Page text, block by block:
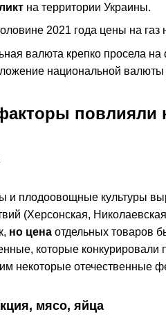
на территории Украины.
2021 года цены на
валюта крепко просела
национальной
повлияли
и плодоовощные культуры
(Херсонская,
но цена отдельных товаров
которые
некоторые отечественные
мясо, яйца